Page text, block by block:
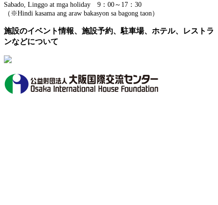
Sabado, Linggo at mga holiday 9：00～17：30
（※Hindi kasama ang araw bakasyon sa bagong taon）
施設のイベント情報、施設予約、駐車場、ホテル、レストラ
ンなどについて